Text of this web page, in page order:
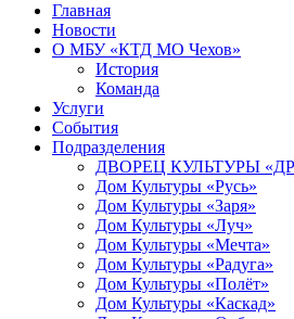
Главная
Новости
О МБУ «КТД МО Чехов»
История
Команда
Услуги
События
Подразделения
ДВОРЕЦ КУЛЬТУРЫ
Дом Культуры «Русь»
Дом Культуры «Заря»
Дом Культуры «Луч»
Дом Культуры «Мечта»
Дом Культуры «Радуга»
Дом Культуры «Полёт»
Дом Культуры «Каскад»